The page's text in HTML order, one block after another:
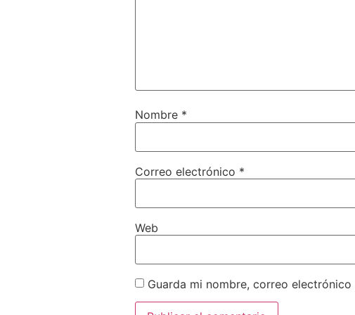
Nombre *
Correo electrónico *
Web
Guarda mi nombre, correo